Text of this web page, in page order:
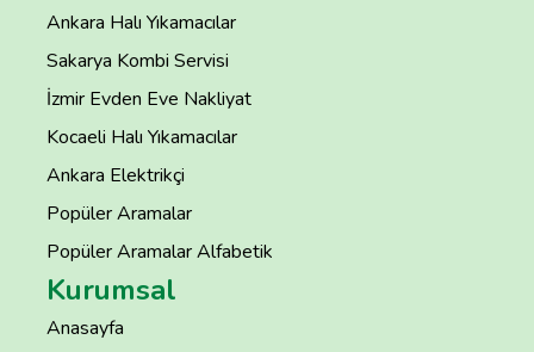
Ankara Halı Yıkamacılar
Sakarya Kombi Servisi
İzmir Evden Eve Nakliyat
Kocaeli Halı Yıkamacılar
Ankara Elektrikçi
Popüler Aramalar
Popüler Aramalar Alfabetik
Kurumsal
Anasayfa